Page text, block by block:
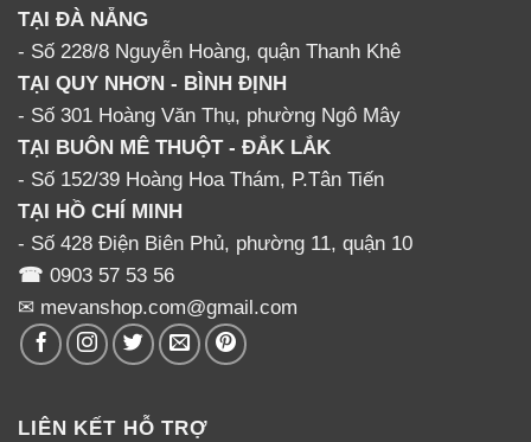
TẠI ĐÀ NẴNG
- Số 228/8 Nguyễn Hoàng, quận Thanh Khê
TẠI QUY NHƠN - BÌNH ĐỊNH
- Số 301 Hoàng Văn Thụ, phường Ngô Mây
TẠI BUÔN MÊ THUỘT - ĐẮK LẮK
- Số 152/39 Hoàng Hoa Thám, P.Tân Tiến
TẠI HỒ CHÍ MINH
- Số 428 Điện Biên Phủ, phường 11, quận 10
☎ 0903 57 53 56
✉ mevanshop.com@gmail.com
LIÊN KẾT HỖ TRỢ